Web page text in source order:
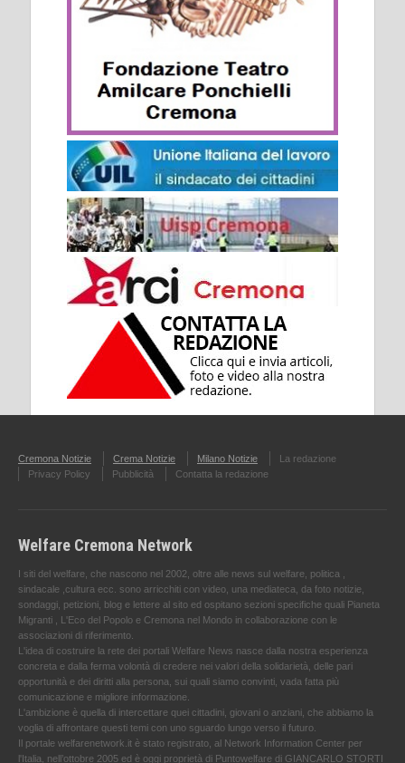
Cremona Notizie Crema Notizie Milano Notizie
La redazione
Privacy Policy
Pubblicità Contatta la redazione
Welfare Cremona Network
I siti del welfare, che nascono nel 2002, oltre alle news sul welfare, politica ,
sindacale ,cultura ecc. sono arricchiti con video, una mediateca, da foto notizie,
sondaggi, petizioni, blog e lettere al sito ed ospitano sezioni specifiche quali Pianeta
Migranti , L'Eco del Popolo e Cremona nel Mondo in collaborazione con le
associazioni di riferimento.
L'idea di costruire la rete dei portali Welfare News nasce dalla nostra esperienza
concreta e dalla ferma volontà di credere nei valori della solidarietà, delle pari
opportunità e dei diritti alla persona, sui quali siamo convinti, vada fatta più
comunicazione e migliore informazione.
L'ambizione è quella di intercettare quei cittadini, giovani o anziani, che abbiamo la
voglia di affrontare questi temi con uno sguardo lungo verso il futuro.
Il portale welfarenetwork.it è stato registrato, al Network Information Center per
l'Italia, nell’ottobre 2005 ed è oggi proprietà di Puntowelfare di GIANCARLO STORTI